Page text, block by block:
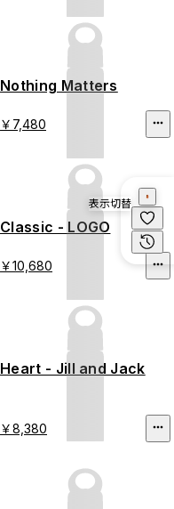
Nothing Matters
￥7,480
Classic - LOGO
￥10,680
Heart - Jill and Jack
￥8,380
表示切替